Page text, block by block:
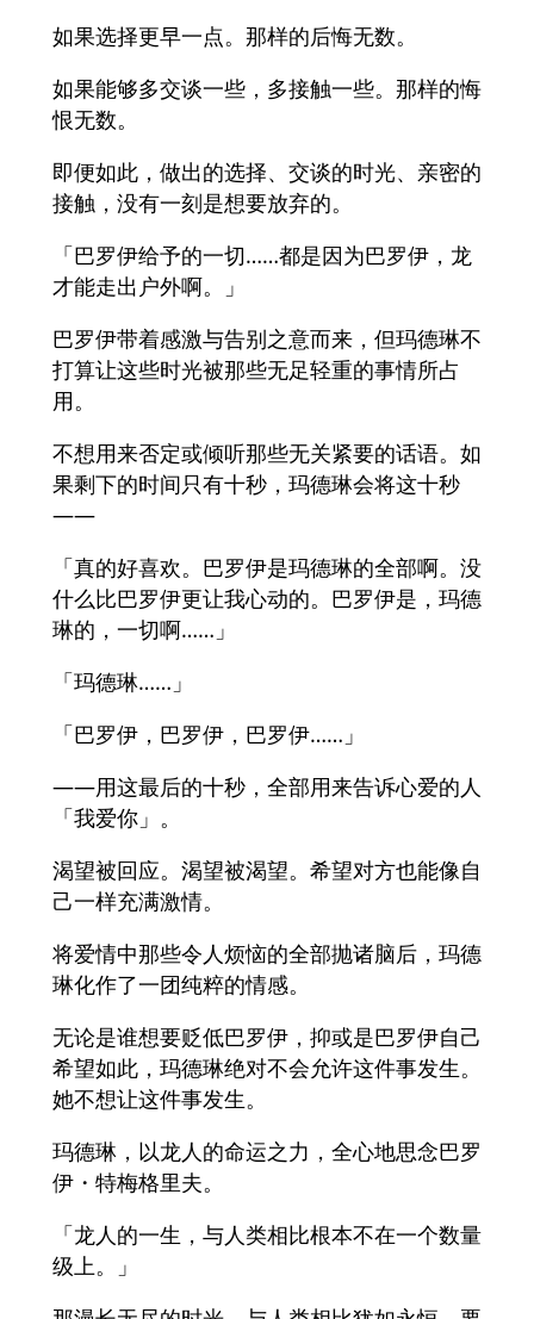
如果选择更早一点。那样的后悔无数。
如果能够多交谈一些，多接触一些。那样的悔
恨无数。
即便如此，做出的选择、交谈的时光、亲密的
接触，没有一刻是想要放弃的。
「巴罗伊给予的一切……都是因为巴罗伊，龙
才能走出户外啊。」
巴罗伊带着感激与告别之意而来，但玛德琳不
打算让这些时光被那些无足轻重的事情所占
用。
不想用来否定或倾听那些无关紧要的话语。如
果剩下的时间只有十秒，玛德琳会将这十秒
——
「真的好喜欢。巴罗伊是玛德琳的全部啊。没
什么比巴罗伊更让我心动的。巴罗伊是，玛德
琳的，一切啊……」
「玛德琳……」
「巴罗伊，巴罗伊，巴罗伊……」
——用这最后的十秒，全部用来告诉心爱的人
「我爱你」。
渴望被回应。渴望被渴望。希望对方也能像自
己一样充满激情。
将爱情中那些令人烦恼的全部抛诸脑后，玛德
琳化作了一团纯粹的情感。
无论是谁想要贬低巴罗伊，抑或是巴罗伊自己
希望如此，玛德琳绝对不会允许这件事发生。
她不想让这件事发生。
玛德琳，以龙人的命运之力，全心地思念巴罗
伊・特梅格里夫。
「龙人的一生，与人类相比根本不在一个数量
级上。」